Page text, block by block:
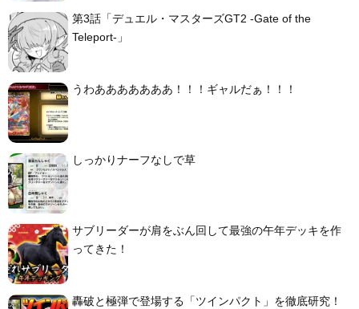
第3話「デュエル・マスターズGT2 -Gate of the
Teleport-」
うわあああああああ！！！ギャルだぁ！！！
しっかりナーフなしで草
サブリーダーが肩をぶん回して最強の午年デッキを作
ってきた！
轟破と極弾で登場する「ツインパクト」を徹底研究！